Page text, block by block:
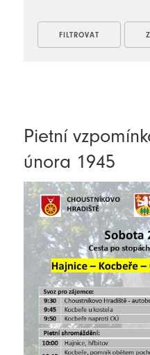
Pietní
února 1945